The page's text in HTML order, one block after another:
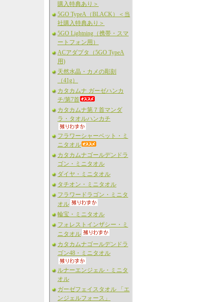
購入特典あり＞
5GO TypeA（BLACK）＜当
社購入特典あり＞
5GO Lightning（携帯・スマ
ートフォン用）
ACアダプタ（5GO TypeA
用)
天然水晶・カメの彫刻
（41g）
カタカムナ ガーゼハンカ
チ/第7首
カタカムナ第７首マンダ
ラ・タオルハンカチ
フラワーシャーベット・ミ
ニタオル
カタカムナゴールデンドラ
ゴン・ミニタオル
ダイヤ・ミニタオル
タチオン・ミニタオル
フラワードラゴン・ミニタ
オル
輪宝・ミニタオル
フォレストインザシー・ミ
ニタオル
カタカムナゴールデンドラ
ゴン48・ミニタオル
ルナーエンジェル・ミニタ
オル
ガーゼフェイスタオル 「エ
ンジェルフォース」